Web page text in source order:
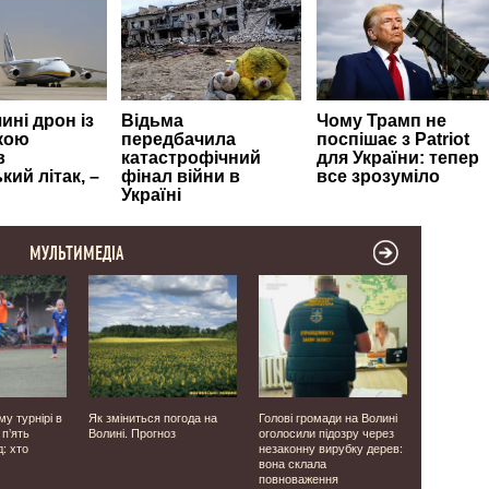
МУЛЬТИМЕДІА
турнірі в
хто
Як зміниться погода на
Волині. Прогноз
Голові громади на Волині
оголосили підозру через
незаконну вирубку дерев:
вона склала
повноваження